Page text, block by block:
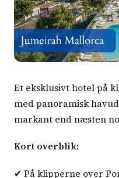
Et eksklusivt hotel på
med panoramisk
markant end næsten
Kort overblik:
✔ På klipperne over